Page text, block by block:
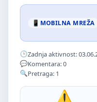
MOBILNA MREŽA
Zadnja aktivnost:
Komentara: 0
Pretraga: 1